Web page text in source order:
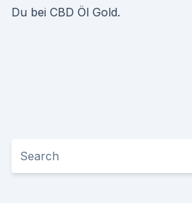
Du bei CBD Öl Gold.